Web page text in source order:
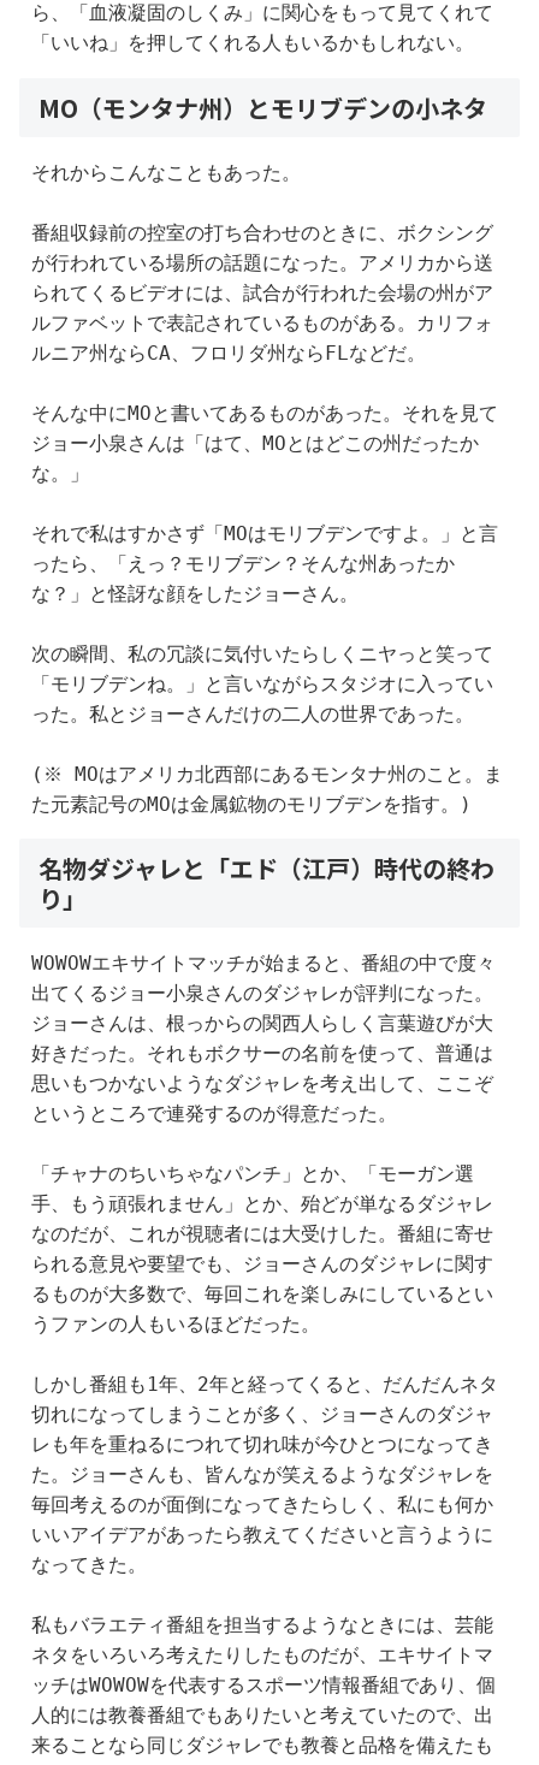
ら、「血液凝固のしくみ」に関心をもって見てくれて
「いいね」を押してくれる人もいるかもしれない。
MO（モンタナ州）とモリブデンの小ネタ
それからこんなこともあった。
番組収録前の控室の打ち合わせのときに、ボクシング
が行われている場所の話題になった。アメリカから送
られてくるビデオには、試合が行われた会場の州がア
ルファベットで表記されているものがある。カリフォ
ルニア州ならCA、フロリダ州ならFLなどだ。
そんな中にMOと書いてあるものがあった。それを見て
ジョー小泉さんは「はて、MOとはどこの州だったか
な。」
それで私はすかさず「MOはモリブデンですよ。」と言
ったら、「えっ？モリブデン？そんな州あったか
な？」と怪訝な顔をしたジョーさん。
次の瞬間、私の冗談に気付いたらしくニヤっと笑って
「モリブデンね。」と言いながらスタジオに入ってい
った。私とジョーさんだけの二人の世界であった。
(※ MOはアメリカ北西部にあるモンタナ州のこと。ま
た元素記号のMOは金属鉱物のモリブデンを指す。)
名物ダジャレと「エド（江戸）時代の終わ
り」
WOWOWエキサイトマッチが始まると、番組の中で度々
出てくるジョー小泉さんのダジャレが評判になった。
ジョーさんは、根っからの関西人らしく言葉遊びが大
好きだった。それもボクサーの名前を使って、普通は
思いもつかないようなダジャレを考え出して、ここぞ
というところで連発するのが得意だった。
「チャナのちいちゃなパンチ」とか、「モーガン選
手、もう頑張れません」とか、殆どが単なるダジャレ
なのだが、これが視聴者には大受けした。番組に寄せ
られる意見や要望でも、ジョーさんのダジャレに関す
るものが大多数で、毎回これを楽しみにしているとい
うファンの人もいるほどだった。
しかし番組も1年、2年と経ってくると、だんだんネタ
切れになってしまうことが多く、ジョーさんのダジャ
レも年を重ねるにつれて切れ味が今ひとつになってき
た。ジョーさんも、皆んなが笑えるようなダジャレを
毎回考えるのが面倒になってきたらしく、私にも何か
いいアイデアがあったら教えてくださいと言うように
なってきた。
私もバラエティ番組を担当するようなときには、芸能
ネタをいろいろ考えたりしたものだが、エキサイトマ
ッチはWOWOWを代表するスポーツ情報番組であり、個
人的には教養番組でもありたいと考えていたので、出
来ることなら同じダジャレでも教養と品格を備えたも